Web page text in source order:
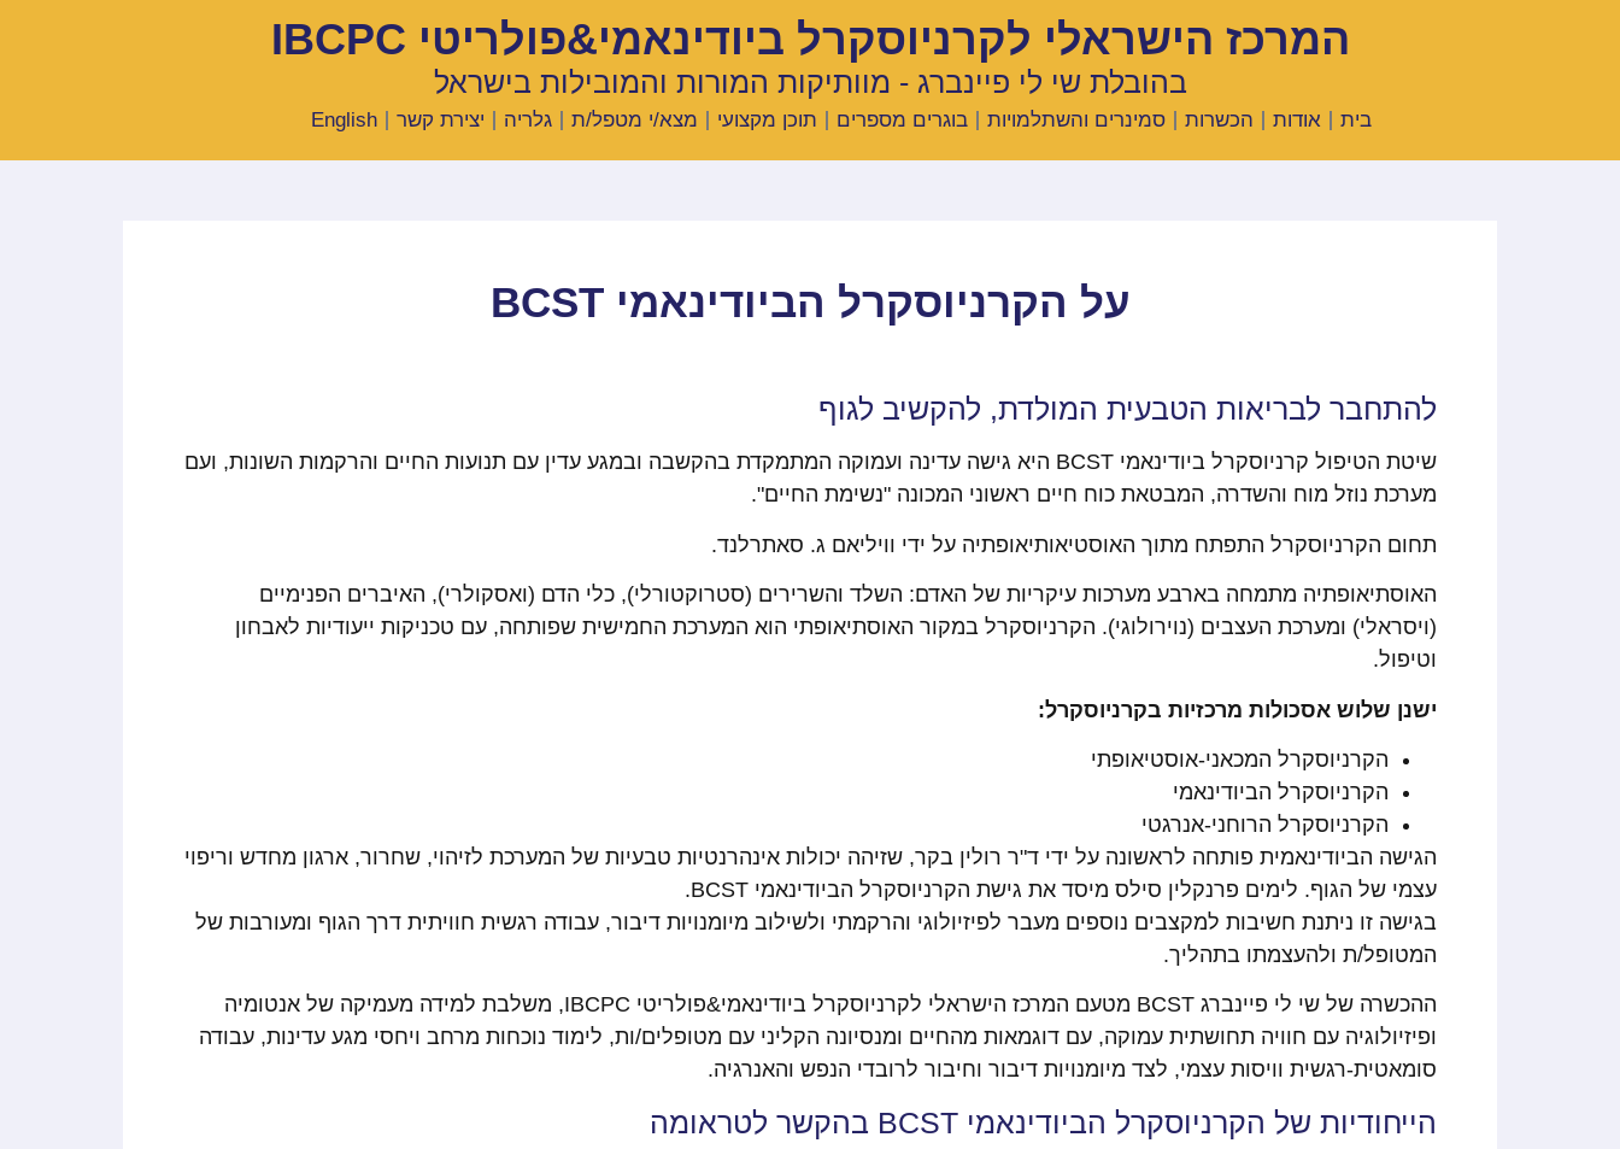
המרכז הישראלי לקרניוסקרל ביודינאמי&פולריטי IBCPC
בהובלת שי לי פיינברג - מוותיקות המורות והמובילות בישראל
בית אודות הכשרות סמינרים והשתלמויות בוגרים מספרים תוכן מקצועי מצא/י מטפל/ת גלריה יצירת קשר English
על הקרניוסקרל הביודינאמי BCST
להתחבר לבריאות הטבעית המולדת, להקשיב לגוף
שיטת הטיפול קרניוסקרל ביודינאמי BCST היא גישה עדינה ועמוקה המתמקדת בהקשבה ובמגע עדין עם תנועות החיים והרקמות השונות, ועם
מערכת נוזל מוח והשדרה, המבטאת כוח חיים ראשוני המכונה "נשימת החיים".
תחום הקרניוסקרל התפתח מתוך האוסטיאותיאופתיה על ידי וויליאם ג. סאתרלנד.
האוסתיאופתיה מתמחה בארבע מערכות עיקריות של האדם: השלד והשרירים (סטרוקטורלי), כלי הדם (ואסקולרי), האיברים הפנימיים
(ויסראלי) ומערכת העצבים (נוירולוגי). הקרניוסקרל במקור האוסתיאופתי הוא המערכת החמישית שפותחה, עם טכניקות ייעודיות לאבחון
וטיפול.
ישנן שלוש אסכולות מרכזיות בקרניוסקרל:
הקרניוסקרל המכאני-אוסטיאופתי
הקרניוסקרל הביודינאמי
הקרניוסקרל הרוחני-אנרגטי
הגישה הביודינאמית פותחה לראשונה על ידי ד"ר רולין בקר, שזיהה יכולות אינהרנטיות טבעיות של המערכת לזיהוי, שחרור, ארגון מחדש וריפוי
עצמי של הגוף. לימים פרנקלין סילס מיסד את גישת הקרניוסקרל הביודינאמי BCST.
בגישה זו ניתנת חשיבות למקצבים נוספים מעבר לפיזיולוגי והרקמתי ולשילוב מיומנויות דיבור, עבודה רגשית חוויתית דרך הגוף ומעורבות של
המטופל/ת ולהעצמתו בתהליך.
ההכשרה של שי לי פיינברג BCST מטעם המרכז הישראלי לקרניוסקרל ביודינאמי&פולריטי IBCPC, משלבת למידה מעמיקה של אנטומיה
ופיזיולוגיה עם חוויה תחושתית עמוקה, עם דוגמאות מהחיים ומנסיונה הקליני עם מטופלים/ות, לימוד נוכחות מרחב ויחסי מגע עדינות, עבודה
סומאטית-רגשית וויסות עצמי, לצד מיומנויות דיבור וחיבור לרובדי הנפש והאנרגיה.
הייחודיות של הקרניוסקרל הביודינאמי BCST בהקשר לטראומה